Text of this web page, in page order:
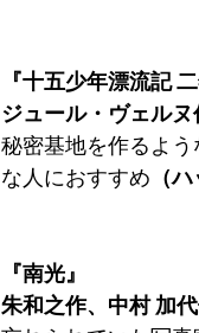
『十五少年漂流記
ジュール・ヴェル
秘密基地を作るよ
な人におすすめ （
『南光』
朱和之作、中村 加